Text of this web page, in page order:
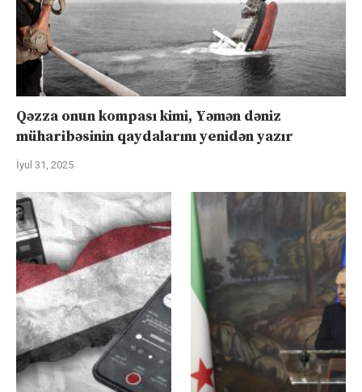
Qəzza onun kompası kimi, Yəmən dəniz
müharibəsinin qaydalarını yenidən yazır
İyul 31, 2025